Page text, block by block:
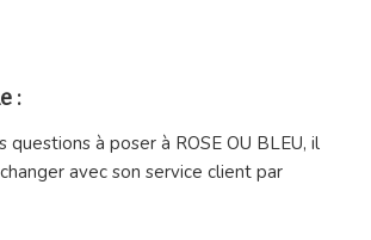
:
questions à poser à ROSE OU BLEU, il
avec son service client par